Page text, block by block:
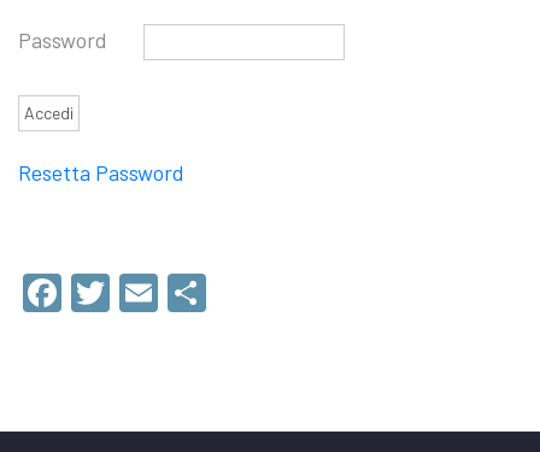
Password
Resetta Password
Facebook
Twitter
Email